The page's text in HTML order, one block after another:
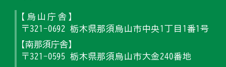
【烏山庁舎】
〒321-0692 栃木県那須烏山市中央1丁目1番1号
【南那須庁舎】
〒321-0595 栃木県那須烏山市大金240番地